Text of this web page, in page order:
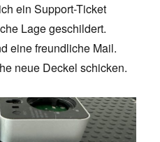
ein Support-Ticket
Lage geschildert.
eine freundliche Mail.
neue Deckel schicken.